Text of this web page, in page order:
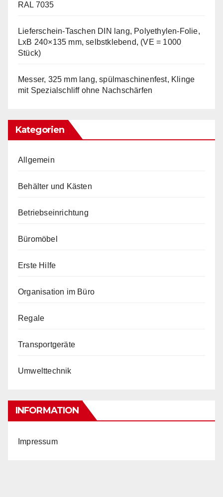
RAL 7035
Lieferschein-Taschen DIN lang, Polyethylen-Folie,
LxB 240×135 mm, selbstklebend, (VE = 1000
Stück)
Messer, 325 mm lang, spülmaschinenfest, Klinge
mit Spezialschliff ohne Nachschärfen
Kategorien
Allgemein
Behälter und Kästen
Betriebseinrichtung
Büromöbel
Erste Hilfe
Organisation im Büro
Regale
Transportgeräte
Umwelttechnik
INFORMATION
Impressum